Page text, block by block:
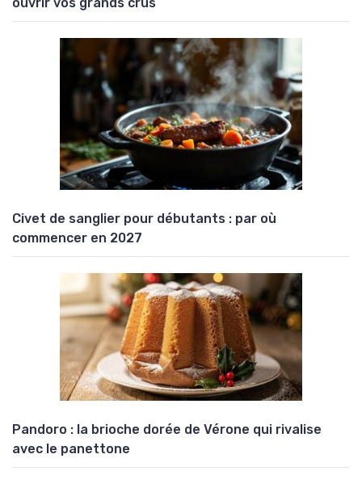
Civet de sanglier pour débutants : par où
commencer en 2027
Pandoro : la brioche dorée de Vérone qui rivalise
avec le panettone